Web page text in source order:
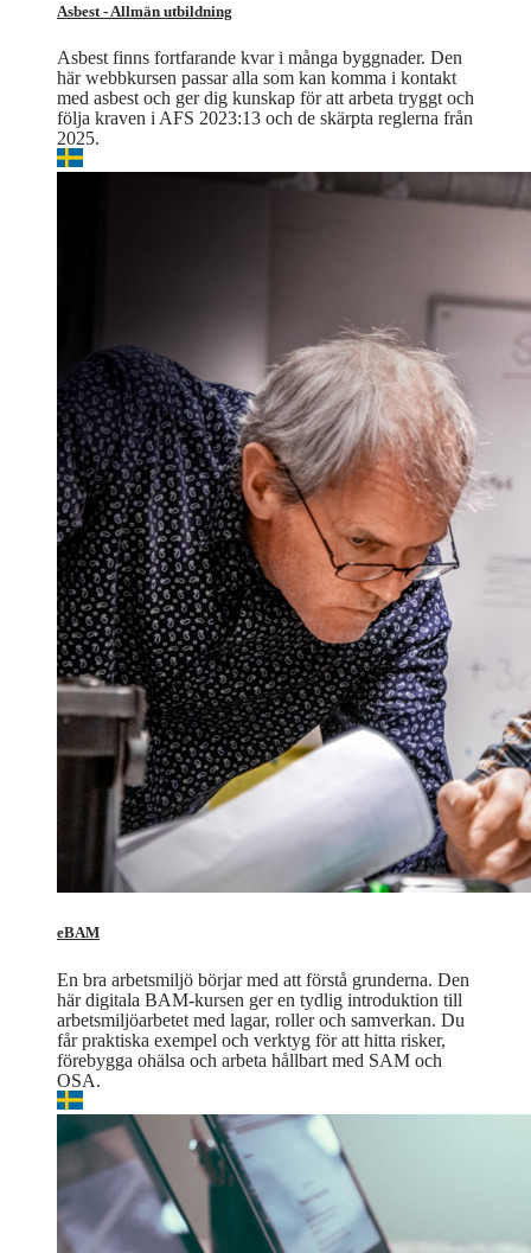
Asbest - Allmän utbildning
Asbest finns fortfarande kvar i många byggnader. Den
här webbkursen passar alla som kan komma i kontakt
med asbest och ger dig kunskap för att arbeta tryggt och
följa kraven i AFS 2023:13 och de skärpta reglerna från
2025.
eBAM
En bra arbetsmiljö börjar med att förstå grunderna. Den
här digitala BAM‑kursen ger en tydlig introduktion till
arbetsmiljöarbetet med lagar, roller och samverkan. Du
får praktiska exempel och verktyg för att hitta risker,
förebygga ohälsa och arbeta hållbart med SAM och
OSA.